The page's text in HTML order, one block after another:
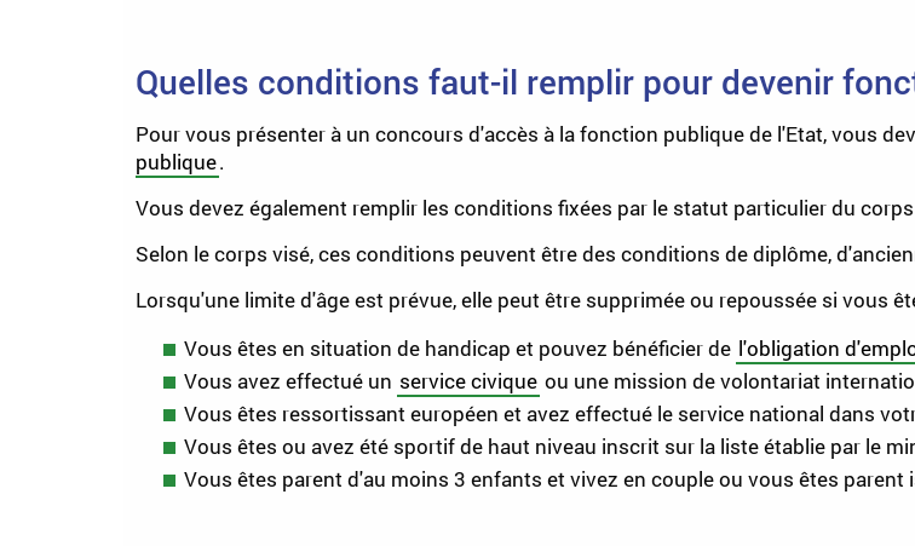
Quelles conditions faut-il remplir pour devenir
Pour vous présenter à un concours d'accès à la fonction publique de l'Etat, vous
publique.
Vous devez également remplir les conditions fixées par le statut particulier du
Selon le corps visé, ces conditions peuvent être des conditions de diplôme,
Lorsqu'une limite d'âge est prévue, elle peut être supprimée ou repoussée si vous
Vous êtes en situation de handicap et pouvez bénéficier de l'obligation
Vous avez effectué un service civique ou une mission de volontariat
Vous êtes ressortissant européen et avez effectué le service national dans
Vous êtes ou avez été sportif de haut niveau inscrit sur la liste établie par le
Vous êtes parent d'au moins 3 enfants et vivez en couple ou vous êtes